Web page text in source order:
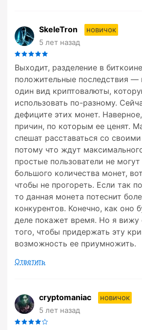
SkeleTron
новичок
5 лет назад
Выходит, разделение в
положительные последствия —
один вид криптовалюты,
использовать по-разному.
дефиците этих монет.
причин, по которым ее ценят.
спешат расставаться со
потому что ждут
простые пользователи не могут
большого количества монет,
чтобы не прогореть. Если так
то данная монета потеснит
конкурентов. Конечно, как оно
деле покажет время. Но я вижу
того, чтобы придержать эту
возможность ее приумножить.
Ответить
cryptomaniac
новичок
5 лет назад